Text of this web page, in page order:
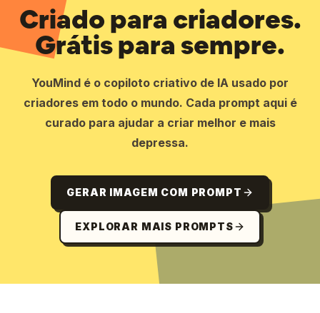
Criado para criadores.
Grátis para sempre.
YouMind é o copiloto criativo de IA usado por
criadores em todo o mundo. Cada prompt aqui é
curado para ajudar a criar melhor e mais
depressa.
GERAR IMAGEM COM PROMPT
EXPLORAR MAIS PROMPTS